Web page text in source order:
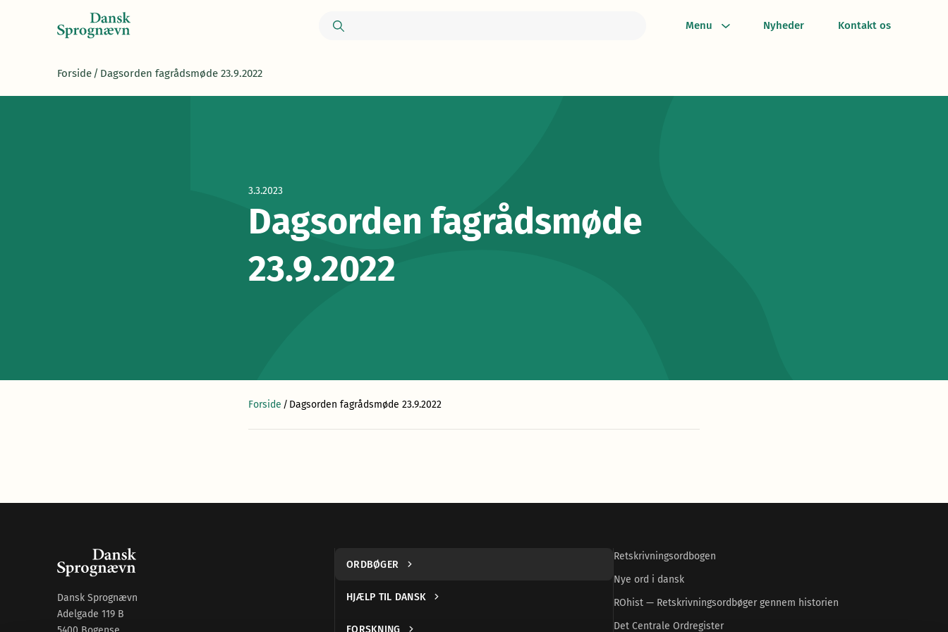
Menu Nyheder Kontakt os
Forside / Dagsorden fagrådsmøde 23.9.2022
3.3.2023
Dagsorden fagrådsmøde
23.9.2022
Forside / Dagsorden fagrådsmøde 23.9.2022
Dansk Sprognævn
Adelgade 119 B
ORDBØGER
HJÆLP TIL DANSK
FORSKNING
Retskrivningsordbogen
Nye ord i dansk
ROhist — Retskrivningsordbøger gennem historien
Det Centrale Ordregister